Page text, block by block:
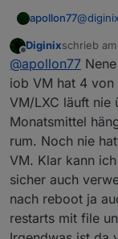
apollon77@diginix
GB
@
der
Offline
Diginixschrieb am
zuletzt
@apollon77
iob VM hat 4 von
VM/LXC läuft nie
Monatsmittel
rum. Noch nie
VM. Klar kann
sicher auch
nach reboot ja
restarts mit file